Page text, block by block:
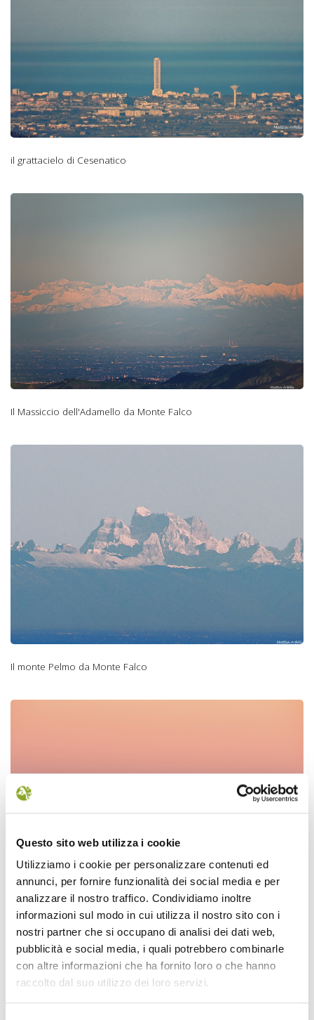
Questo sito web utilizza i cookie
Utilizziamo i cookie per personalizzare contenuti ed
annunci, per fornire funzionalità dei social media e per
analizzare il nostro traffico. Condividiamo inoltre
informazioni sul modo in cui utilizza il nostro sito con i
nostri partner che si occupano di analisi dei dati web,
pubblicità e social media, i quali potrebbero combinarle
con altre informazioni che ha fornito loro o che hanno
raccolto dal suo utilizzo dei loro servizi.
il grattacielo di Cesenatico
Il Massiccio
dell'Adamello da
Il Massiccio dell'Adamello da Monte Falco
Il monte Pelmo da
Il monte Pelmo da Monte Falco
Le coline di Bertinoro-
Croazia dai Prati della
Burraia.jpg
Le coline di Bertinoro-Milano Marittima-le montagne della Croazia
dai Prati della Burraia
Volterra e le montagne
della Corsica dal